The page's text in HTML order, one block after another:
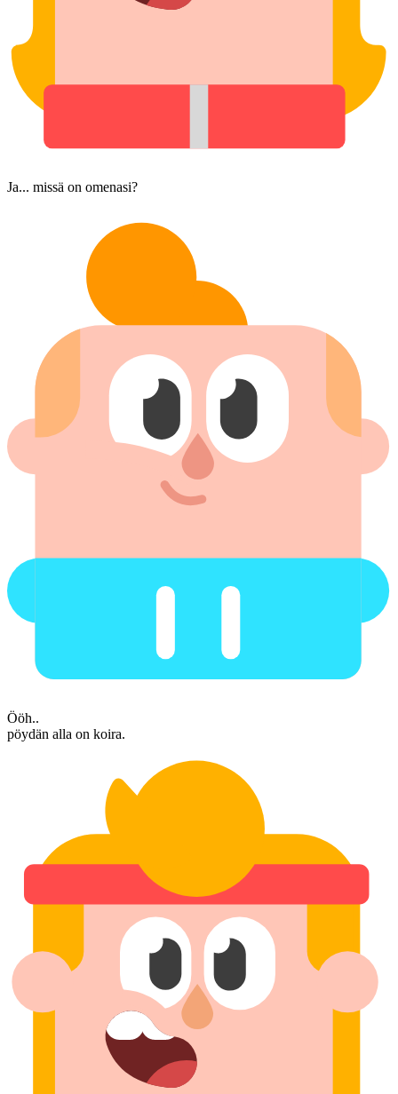
Ja... missä on omenasi?
Ööh..
pöydän alla on koira.